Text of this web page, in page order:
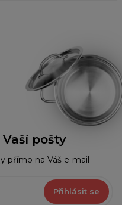
pošty
přímo na Váš e-mail
Přihlásit se